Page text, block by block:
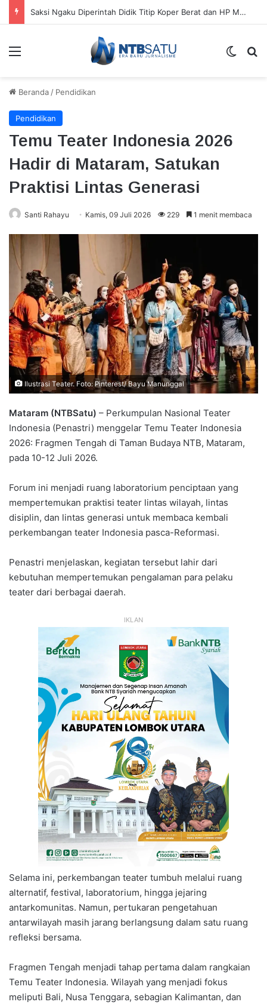
Saksi Ngaku Diperintah Didik Titip Koper Berat dan HP Mati ke Pegawai Bank
Menu
Beranda / Pendidikan
Pendidikan
Temu Teater Indonesia 2026
Hadir di Mataram, Satukan
Praktisi Lintas Generasi
Santi Rahayu Kamis, 09 Juli 2026 229 1 menit membaca
Ilustrasi Teater. Foto: Pinterest/ Bayu Manunggal
Mataram (NTBSatu) – Perkumpulan Nasional Teater
Indonesia (Penastri) menggelar Temu Teater Indonesia
2026: Fragmen Tengah di Taman Budaya NTB, Mataram,
pada 10-12 Juli 2026.
Forum ini menjadi ruang laboratorium penciptaan yang
mempertemukan praktisi teater lintas wilayah, lintas
disiplin, dan lintas generasi untuk membaca kembali
perkembangan teater Indonesia pasca-Reformasi.
Penastri menjelaskan, kegiatan tersebut lahir dari
kebutuhan mempertemukan pengalaman para pelaku
teater dari berbagai daerah.
IKLAN
Selama ini, perkembangan teater tumbuh melalui ruang
alternatif, festival, laboratorium, hingga jejaring
antarkomunitas. Namun, pertukaran pengetahuan
antarwilayah masih jarang berlangsung dalam satu ruang
refleksi bersama.
Fragmen Tengah menjadi tahap pertama dalam rangkaian
Temu Teater Indonesia. Wilayah yang menjadi fokus
meliputi Bali, Nusa Tenggara, sebagian Kalimantan, dan